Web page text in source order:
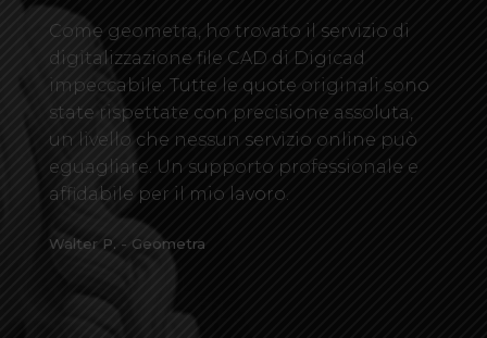
Come geometra, ho trovato il servizio di
digitalizzazione file CAD di Digicad
impeccabile. Tutte le quote originali sono
state rispettate con precisione assoluta,
un livello che nessun servizio online può
eguagliare. Un supporto professionale e
affidabile per il mio lavoro.
Walter P. - Geometra